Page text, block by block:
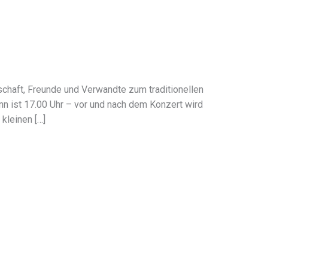
Freunde und Verwandte zum traditionellen
ist 17.00 Uhr – vor und nach dem Konzert wird
[…]